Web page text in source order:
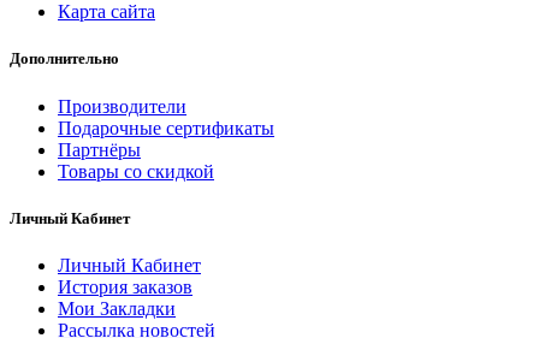
Карта сайта
Дополнительно
Производители
Подарочные сертификаты
Партнёры
Товары со скидкой
Личный Кабинет
Личный Кабинет
История заказов
Мои Закладки
Рассылка новостей